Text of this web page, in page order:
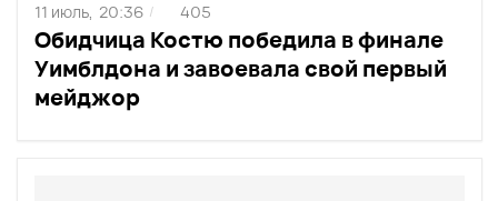
Обидчица Костю победила в финале
Уимблдона и завоевала свой первый
мейджор
11 июль, 20:36 / 405